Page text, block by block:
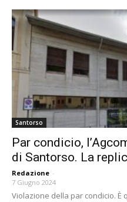
Santorso
Par condicio,
di Santorso. La
Redazione -
7 Giugno 2024
Violazione della par condicio. È